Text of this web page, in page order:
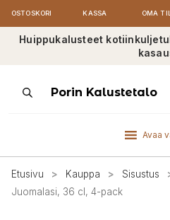
OSTOSKORI KASSA OMA
Huippukalusteet
ProductsPorin Kalustetalo
Avaa
Etusivu > Kauppa > Sisustus
Juomalasi, 36 cl, 4-pack